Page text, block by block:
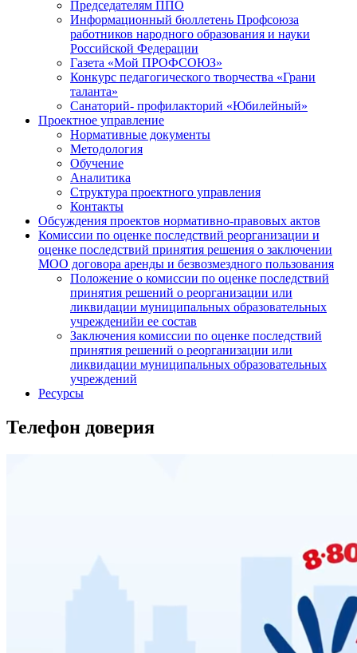
Председателям ППО
Информационный бюллетень Профсоюза
работников народного образования и науки
Российской Федерации
Газета «Мой ПРОФСОЮЗ»
Конкурс педагогического творчества «Грани
таланта»
Санаторий- профилакторий «Юбилейный»
Проектное управление
Нормативные документы
Методология
Обучение
Аналитика
Структура проектного управления
Контакты
Обсуждения проектов нормативно-правовых актов
Комиссии по оценке последствий реорганизации и
оценке последствий принятия решения о заключении
МОО договора аренды и безвозмездного пользования
Положение о комиссии по оценке последствий
принятия решений о реорганизации или
ликвидации муниципальных образовательных
учрежденийи ее состав
Заключения комиссии по оценке последствий
принятия решений о реорганизации или
ликвидации муниципальных образовательных
учреждений
Ресурсы
Телефон доверия